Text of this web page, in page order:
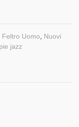
Feltro Uomo
Nuovi
jazz